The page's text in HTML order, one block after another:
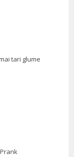
tari glume